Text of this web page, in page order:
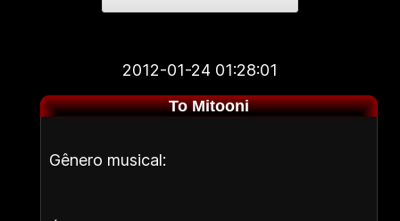
2012-01-24 01:28:01
To Mitooni
Gênero musical: